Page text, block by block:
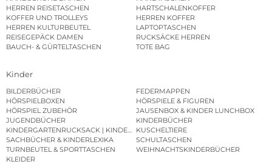
HERREN REISETASCHEN
HARTSCHALENKOFFER
KOFFER UND TROLLEYS
HERREN KOFFER
HERREN KULTURBEUTEL
LAPTOPTASCHEN
REISEGEPÄCK DAMEN
RUCKSÄCKE HERREN
BAUCH- & GÜRTELTASCHEN
TOTE BAG
Kinder
BILDERBÜCHER
FEDERMAPPEN
HÖRSPIELBOXEN
HÖRSPIELE & FIGUREN
HÖRSPIEL ZUBEHÖR
JAUSENBOX & KINDER LUNCHBOX
JUGENDBÜCHER
KINDERBÜCHER
KINDERGARTENRUCKSACK | KINDERGARTENBEUTEL
KUSCHELTIERE
SACHBÜCHER & KINDERLEXIKA
SCHULTASCHEN
TURNBEUTEL & SPORTTASCHEN
WEIHNACHTSKINDERBÜCHER
KLEIDER